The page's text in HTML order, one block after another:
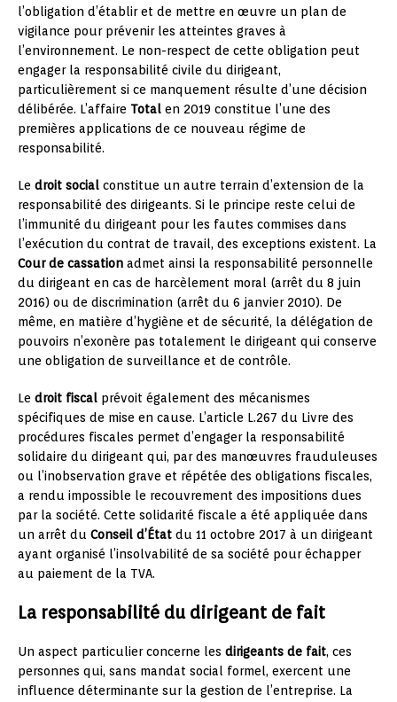
l’obligation d’établir et de mettre en œuvre un plan de
vigilance pour prévenir les atteintes graves à
l’environnement. Le non-respect de cette obligation peut
engager la responsabilité civile du dirigeant,
particulièrement si ce manquement résulte d’une décision
délibérée. L’affaire Total en 2019 constitue l’une des
premières applications de ce nouveau régime de
responsabilité.
Le droit social constitue un autre terrain d’extension de la
responsabilité des dirigeants. Si le principe reste celui de
l’immunité du dirigeant pour les fautes commises dans
l’exécution du contrat de travail, des exceptions existent. La
Cour de cassation admet ainsi la responsabilité personnelle
du dirigeant en cas de harcèlement moral (arrêt du 8 juin
2016) ou de discrimination (arrêt du 6 janvier 2010). De
même, en matière d’hygiène et de sécurité, la délégation de
pouvoirs n’exonère pas totalement le dirigeant qui conserve
une obligation de surveillance et de contrôle.
Le droit fiscal prévoit également des mécanismes
spécifiques de mise en cause. L’article L.267 du Livre des
procédures fiscales permet d’engager la responsabilité
solidaire du dirigeant qui, par des manœuvres frauduleuses
ou l’inobservation grave et répétée des obligations fiscales,
a rendu impossible le recouvrement des impositions dues
par la société. Cette solidarité fiscale a été appliquée dans
un arrêt du Conseil d’État du 11 octobre 2017 à un dirigeant
ayant organisé l’insolvabilité de sa société pour échapper
au paiement de la TVA.
La responsabilité du dirigeant de fait
Un aspect particulier concerne les dirigeants de fait, ces
personnes qui, sans mandat social formel, exercent une
influence déterminante sur la gestion de l’entreprise. La